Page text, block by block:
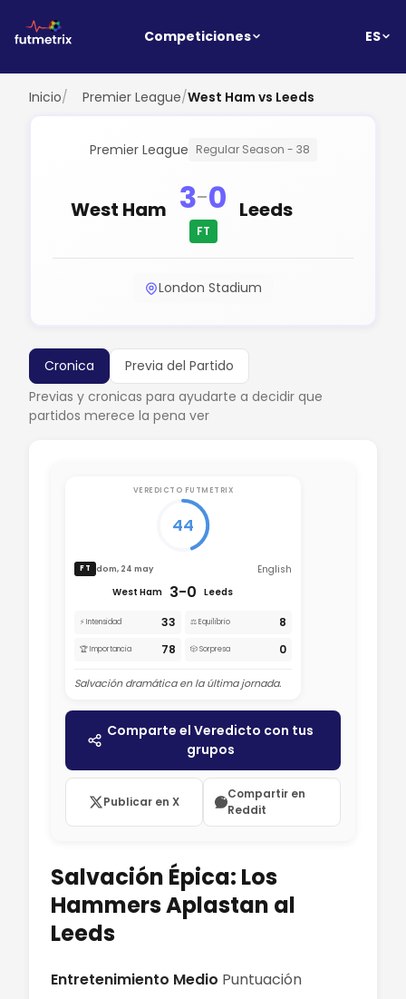
Competiciones ES
Inicio/ Premier League/West Ham vs Leeds
Premier League Regular Season - 38
West Ham 3-0
FT
Leeds
London Stadium
Cronica
Previa del Partido
Previas y cronicas para ayudarte a decidir que
partidos merece la pena ver
VEREDICTO FUTMETRIX
44
FT dom, 24 may
English
West Ham 3-0 Leeds
⚡ Intensidad 33 ⚖️ Equilibrio 8
🏆 Importancia 78 🎲 Sorpresa 0
Salvación dramática en la última jornada.
Comparte el Veredicto con tus
grupos
Publicar en X
Compartir en
Reddit
Salvación Épica: Los
Hammers Aplastan al
Leeds
Entretenimiento Medio Puntuación